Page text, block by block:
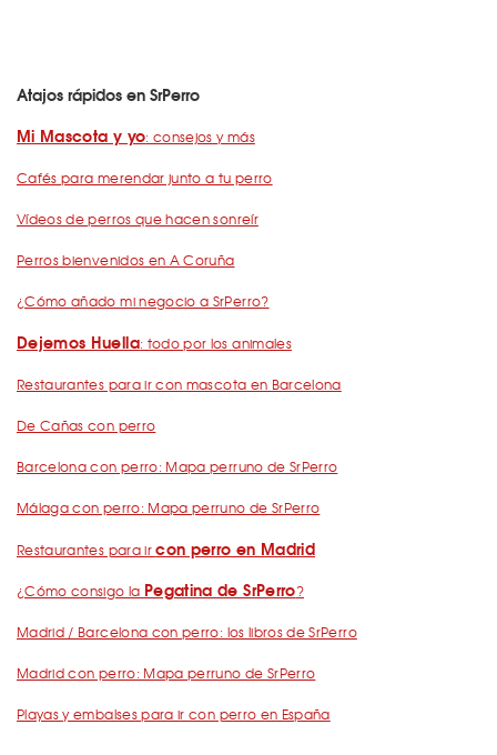
Atajos rápidos en SrPerro
Mi Mascota y yo: consejos y más
Cafés para merendar junto a tu perro
Vídeos de perros que hacen sonreír
Perros bienvenidos en A Coruña
¿Cómo añado mi negocio a SrPerro?
Dejemos Huella: todo por los animales
Restaurantes para ir con mascota en Barcelona
De Cañas con perro
Barcelona con perro: Mapa perruno de SrPerro
Málaga con perro: Mapa perruno de SrPerro
Restaurantes para ircon perro en Madrid
¿Cómo consigo la Pegatina de SrPerro?
Madrid / Barcelona con perro: los libros de SrPerro
Madrid con perro: Mapa perruno de SrPerro
Playas y embalses para ir con perro en España